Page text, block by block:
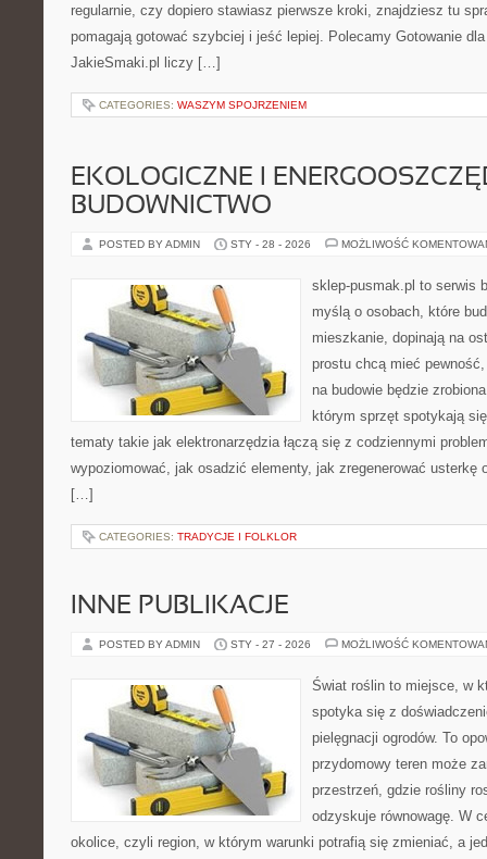
regularnie, czy dopiero stawiasz pierwsze kroki, znajdziesz tu
pomagają gotować szybciej i jeść lepiej. Polecamy Gotowanie
JakieSmaki.pl liczy […]
CATEGORIES: WASZYM SPOJRZENIEM
EKOLOGICZNE I
BUDOWNICTWO
POSTED BY ADMIN STY - 28 - 2026 MOŻLIWOŚĆ
sklep-pusmak.pl to serwis
myślą o osobach, które
mieszkanie, dopinają na
prostu chcą mieć
na budowie będzie
którym sprzęt spotykają
tematy takie jak elektronarzędzia łączą się z codziennymi
wypoziomować, jak osadzić elementy, jak zregenerować usterkę
[…]
CATEGORIES: TRADYCJE I FOLKLOR
INNE PUBLIKACJE
POSTED BY ADMIN STY - 27 - 2026 MOŻLIWOŚĆ
Świat roślin to miejsce, w
spotyka się z
pielęgnacji ogrodów. To
przydomowy teren może
przestrzeń, gdzie rośliny
odzyskuje równowagę. W
okolice, czyli region, w którym warunki potrafią się zmieniać, a